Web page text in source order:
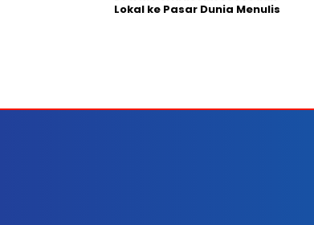
Lokal ke Pasar Dunia Menulis